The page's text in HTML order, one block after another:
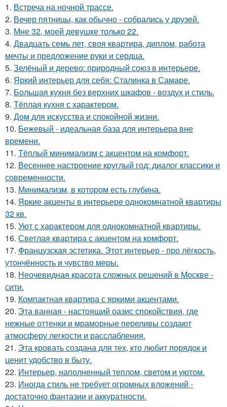
1. Встреча на ночной трассе.
2. Вечер пятницы, как обычно - собрались у друзей.
3. Мне 32, моей девушке только 22.
4. Двадцать семь лет, своя квартира, диплом, работа
мечты и предложение руки и сердца.
5. Зелёный и дерево: природный союз в интерьере.
6. Яркий интерьер для себя: Сталинка в Самаре.
7. Большая кухня без верхних шкафов - воздух и стиль.
8. Тёплая кухня с характером.
9. Дом для искусства и спокойной жизни.
10. Бежевый - идеальная база для интерьера вне
времени.
11. Тёплый минимализм с акцентом на комфорт.
12. Весеннее настроение круглый год: диалог классики и
современности.
13. Минимализм, в котором есть глубина.
14. Яркие акценты в интерьере однокомнатной квартиры
32 кв.
15. Уют с характером для однокомнатной квартиры.
16. Светлая квартира с акцентом на комфорт.
17. Французская эстетика. Этот интерьер - про лёгкость,
утончённость и чувство меры.
18. Неочевидная красота сложных решений в Москве -
сити.
19. Компактная квартира с яркими акцентами.
20. Эта ванная - настоящий оазис спокойствия, где
нежные оттенки и мраморные переливы создают
атмосферу легкости и расслабления.
21. Эта кровать создана для тех, кто любит порядок и
ценит удобство в быту.
22. Интерьер, наполненный теплом, светом и уютом.
23. Иногда стиль не требует огромных вложений -
достаточно фантазии и аккуратности.